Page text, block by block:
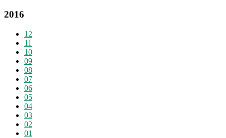
2016
12
11
10
09
08
07
06
05
04
03
02
01